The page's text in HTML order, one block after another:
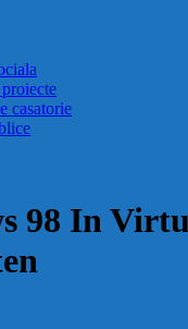
casatorie
98 In